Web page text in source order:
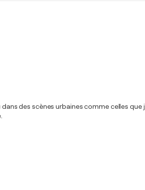
des scènes urbaines comme celles que